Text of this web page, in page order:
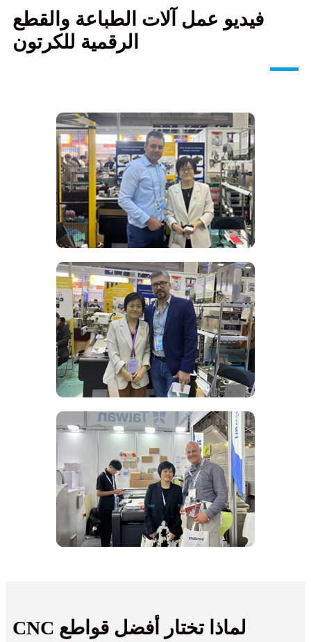
فيديو عمل آلات الطباعة والقطع
الرقمية للكرتون
لماذا تختار أفضل قواطع CNC